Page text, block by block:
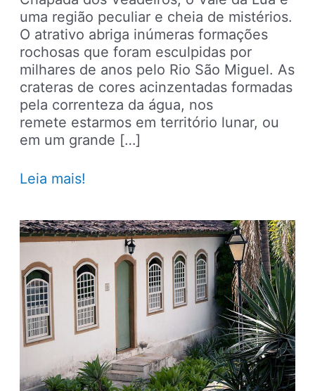
uma região peculiar e cheia de mistérios.
O atrativo abriga inúmeras formações
rochosas que foram esculpidas por
milhares de anos pelo Rio São Miguel. As
crateras de cores acinzentadas formadas
pela correnteza da água, nos
remete estarmos em território lunar, ou
em um grande […]
Vale
encantos
e
mistérios
na
Chapada
dos
Veadeiros
Leia mais!